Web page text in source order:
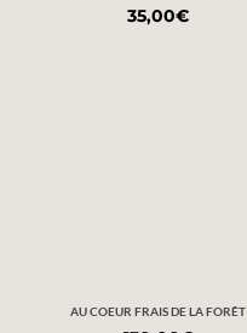
35,00€
AU COEUR FRAIS DE LA FORÊT